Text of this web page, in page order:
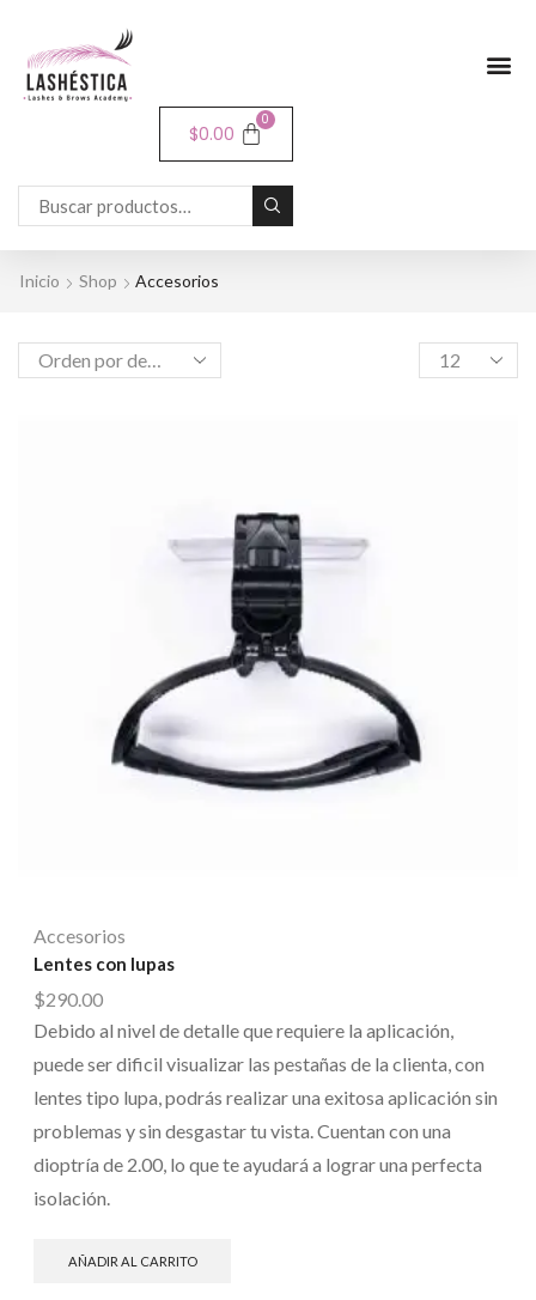
$0.00
0
Inicio Shop Accesorios
Accesorios
Lentes con lupas
$290.00
Debido al nivel de detalle que requiere la aplicación,
puede ser dificil visualizar las pestañas de la clienta, con
lentes tipo lupa, podrás realizar una exitosa aplicación sin
problemas y sin desgastar tu vista. Cuentan con una
dioptría de 2.00, lo que te ayudará a lograr una perfecta
isolación.
AÑADIR AL CARRITO